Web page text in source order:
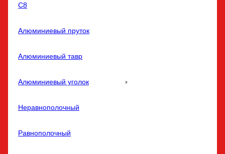
С8
Алюминиевый пруток
Алюминиевый тавр
Алюминиевый уголок
Неравнополочный
Равнополочный